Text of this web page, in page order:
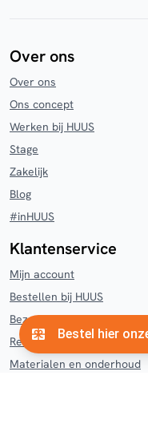
Over ons
Over ons
Ons concept
Werken bij HUUS
Stage
Zakelijk
Blog
#inHUUS
Klantenservice
Mijn account
Bestellen bij HUUS
Bezorgen en afhalen HUUS
Retourneren en klachten
Materialen en onderhoud